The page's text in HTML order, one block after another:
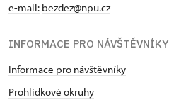
e-mail: bezdez@npu.cz
INFORMACE PRO NÁVŠTĚVNÍKY
Informace pro návštěvníky
Prohlídkové okruhy